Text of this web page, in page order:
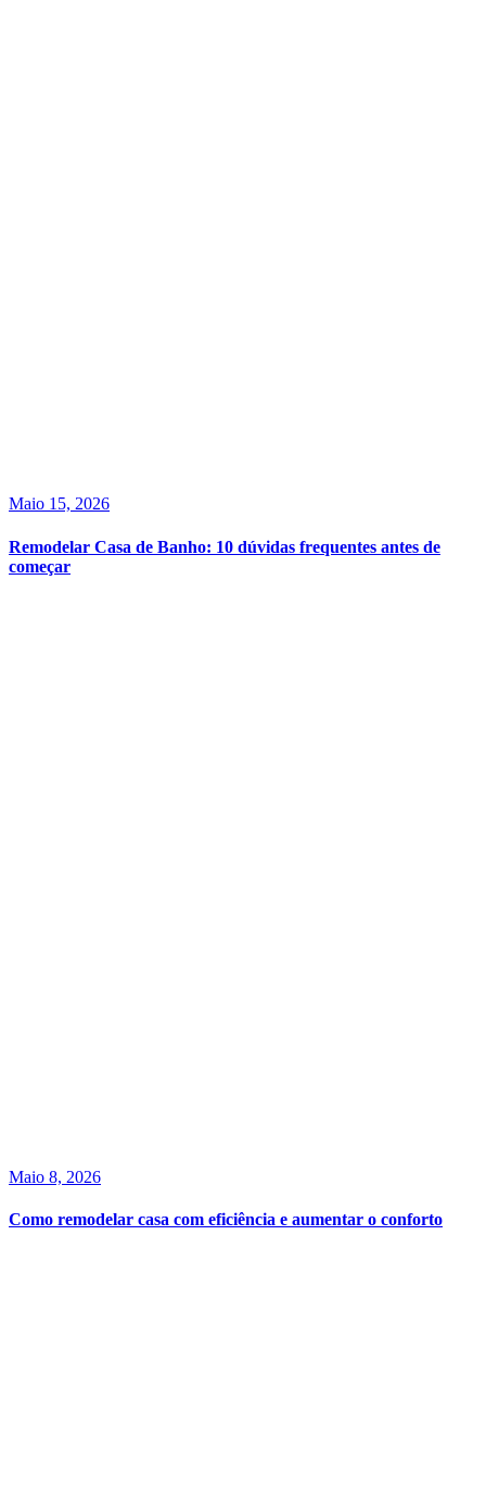
Maio 15, 2026
Remodelar Casa de Banho: 10 dúvidas frequentes antes de
começar
Maio 8, 2026
Como remodelar casa com eficiência e aumentar o conforto